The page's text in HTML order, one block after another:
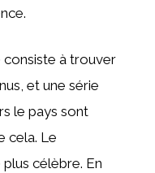
à trouver
et une série
le pays sont
cela. Le
célèbre. En